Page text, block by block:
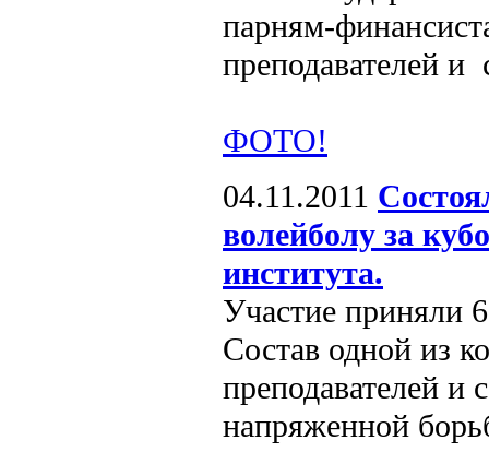
парням-
преподавателей
ФОТО!
04.11.2011
волейболу за
института.
Участие приняли
Состав одной из
преподавателей и
напряженной